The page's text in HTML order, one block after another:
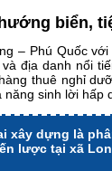
biển,
– Phú Quốc với
địa danh nổi
thuê nghỉ
sinh lời hấp
xây dựng là
lược tại xã